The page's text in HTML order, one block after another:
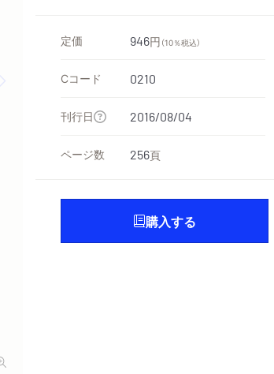
定価 946円 （10％税込）
Cコード 0210
刊行日 2016/08/04
ページ数 256頁
購入する